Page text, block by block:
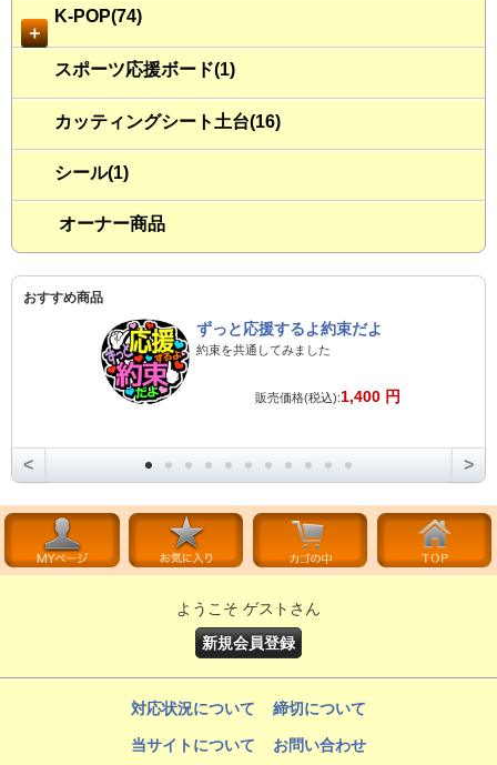
＋
K-POP(74)
スポーツ応援ボード(1)
カッティングシート土台(16)
シール(1)
オーナー商品
おすすめ商品
ずっと応援するよ約束だよ
約束を共通してみました
販売価格(税込):1,400 円
< >
ようこそ ゲストさん
新規会員登録
対応状況について 締切について
当サイトについて お問い合わせ